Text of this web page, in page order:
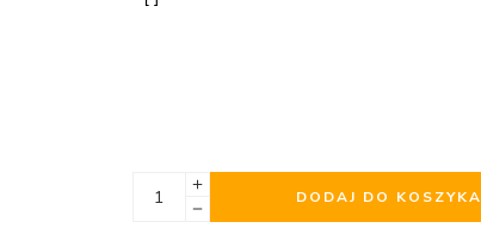
DODAJ DO KOSZYKA